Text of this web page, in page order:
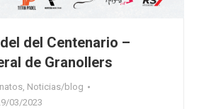
del Centenario –
de Granollers
, Noticias/blog
03/2023